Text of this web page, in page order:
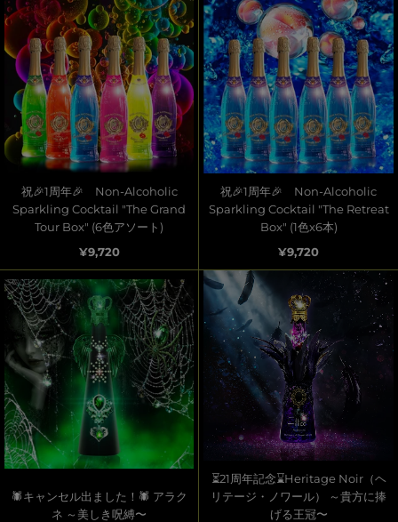
祝🎉1周年🎉 Non-Alcoholic
Sparkling Cocktail "The Grand
Tour Box" (6色アソート)
¥9,720
祝🎉1周年🎉 Non-Alcoholic
Sparkling Cocktail "The Retreat
Box" (1色x6本)
¥9,720
🕷キャンセル出ました！🕷 アラク
ネ ～美しき呪縛〜
⏳21周年記念⌛Heritage Noir（ヘ
リテージ・ノワール） ～貴方に捧
げる王冠〜